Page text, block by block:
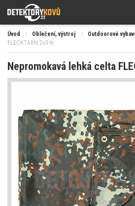
Úvod / Oblečení, výstroj / Outdoorové
FLECKTARN 2x3 m
Nepromokavá lehká celta